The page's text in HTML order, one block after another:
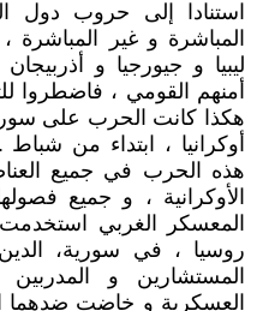
استنادا إلى حروب دول
المباشرة و غير المباشرة
ليبيا و جيورجيا و
أمنهم القومي ، فاضطروا
هكذا كانت الحرب على
هذه الحرب في جميع
الأوكرانية ، و جميع
المعسكر الغربي
روسيا ، في سورية،
المستشارين و
العسكرية و خاضت ضدهما